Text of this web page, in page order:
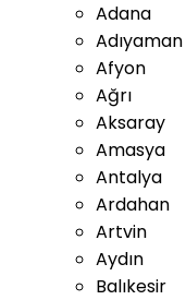
Adana
Adıyaman
Afyon
Ağrı
Aksaray
Amasya
Antalya
Ardahan
Artvin
Aydın
Balıkesir